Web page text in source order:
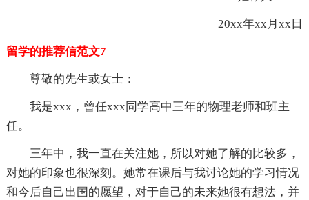
20xx年xx月xx日
留学的推荐信范文7
尊敬的先生或女士：
我是xxx，曾任xxx同学高中三年的物理老师和班主
任。
三年中，我一直在关注她，所以对她了解的比较多，
对她的印象也很深刻。她常在课后与我讨论她的学习情况
和今后自己出国的愿望，对于自己的未来她很有想法，并